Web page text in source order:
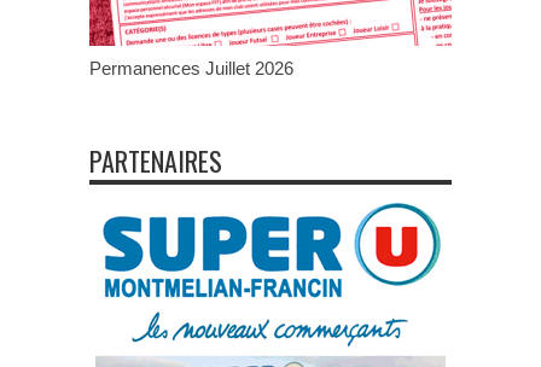
Permanences Juillet 2026
PARTENAIRES